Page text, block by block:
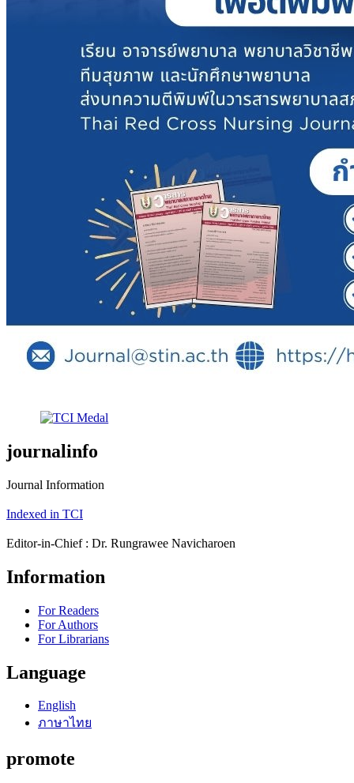
journalinfo
Journal Information
Indexed in TCI
Editor-in-Chief : Dr. Rungrawee Navicharoen
Information
For Readers
For Authors
For Librarians
Language
English
ภาษาไทย
promote